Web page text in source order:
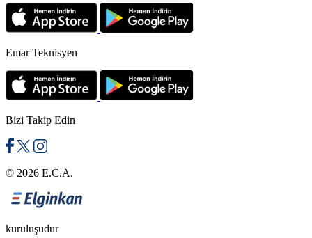
Emar Teknisyen
Bizi Takip Edin
© 2026 E.C.A.
kuruluşudur